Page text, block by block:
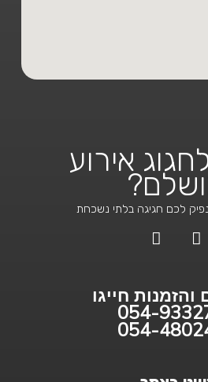
אירוע
נפיק לכם חגיגה בלתי נשכחת
I
t
a
g
r
F
e
b
o
חייגו
054-
054-